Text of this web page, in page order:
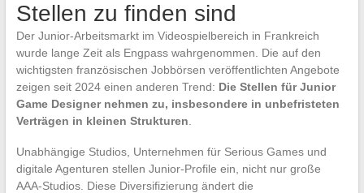
Stellen zu finden sind
Der Junior-Arbeitsmarkt im Videospielbereich in Frankreich
wurde lange Zeit als Engpass wahrgenommen. Die auf den
wichtigsten französischen Jobbörsen veröffentlichten Angebote
zeigen seit 2024 einen anderen Trend: Die Stellen für Junior
Game Designer nehmen zu, insbesondere in unbefristeten
Verträgen in kleinen Strukturen
Unabhängige Studios, Unternehmen für Serious Games und
digitale Agenturen stellen Junior-Profile ein, nicht nur große
AAA-Studios. Diese Diversifizierung ändert die